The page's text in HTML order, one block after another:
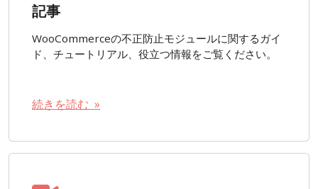
記事
WooCommerceの不正防止モジュールに関するガイ
ド、チュートリアル、役立つ情報をご覧ください。
続きを読む »